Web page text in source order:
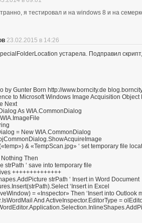
я тестировал и на windows 8 и на
23.02.2015 в 14:26
устарела. Подправил
by Gunter Born http://www.borncity.de
to Microsoft Windows Image Acquisition Object
Next
As WIA.CommonDialog
= New WIA.CommonDialog
& «TempScan.jpg» ‘ set temporary file
Then
strPath ‘ save into temporary file
++++++++++++++
strPath ‘ Insert in Word Document
‘Insert in Excel
= «Inspector» Then ‘Insert into Outlook
And ActiveInspector.EditorType =